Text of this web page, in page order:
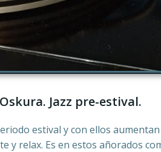
Jazz pre-estival.
estival y con ellos
y relax. Es en estos añorados